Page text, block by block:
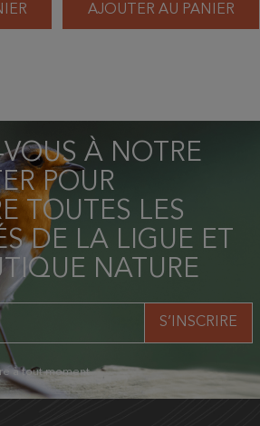
AJOUTER AU PANIER
À NOTRE
POUR
TOUTES LES
DE LA LIGUE ET
NATURE
à tout moment.